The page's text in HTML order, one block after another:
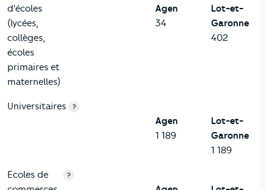
d'écoles
(lycées,
collèges,
écoles
primaires et
maternelles)
Agen
34
Lot-et-
Garonne
402
Universitaires ?
Agen
1 189
Lot-et-
Garonne
1 189
Ecoles de
?